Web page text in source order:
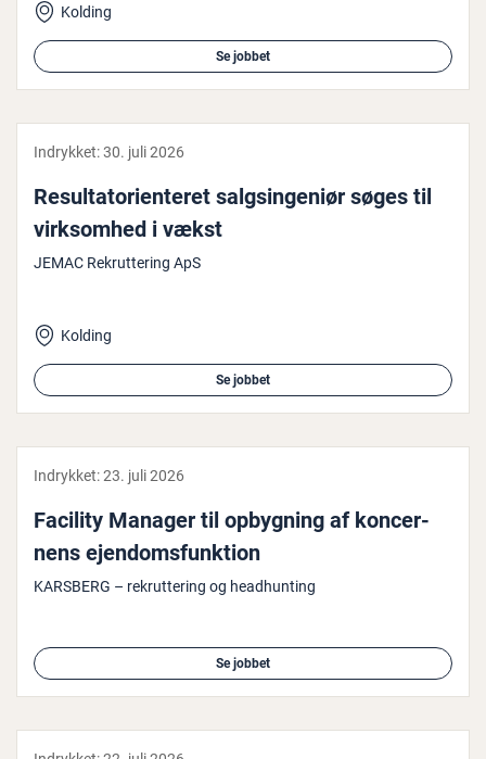
Kolding
Se jobbet
Indrykket:30. juli 2026
Re­sul­ta­t­o­ri­en­te­ret salgsin­ge­ni­ør søges til
virk­som­hed i vækst
JEMAC Rekruttering ApS
Kolding
Se jobbet
Indrykket:23. juli 2026
Facility Manager til opbygning af kon­cer­
nens ejen­doms­funk­tion
KARSBERG – rekruttering og headhunting
Se jobbet